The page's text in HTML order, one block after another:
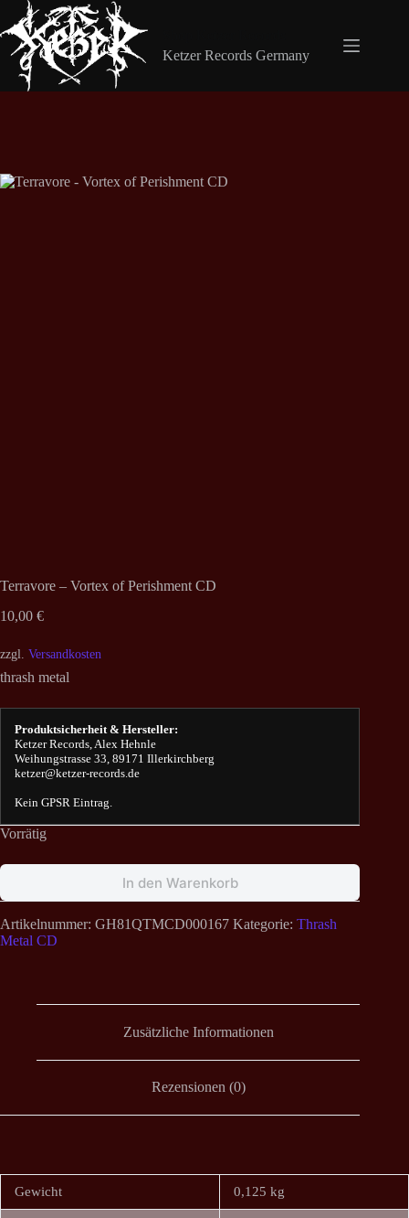
Inhalt
springen
Ketzer Records Germany
Terravore – Vortex of Perishment CD
10,00 €
zzgl. Versandkosten
thrash metal
Produktsicherheit & Hersteller:
Ketzer Records, Alex Hehnle
Weihungstrasse 33, 89171 Illerkirchberg
ketzer@ketzer-records.de
Kein GPSR Eintrag.
Vorrätig
In den Warenkorb
Artikelnummer: GH81QTMCD000167 Kategorie: Thrash
Metal CD
Zusätzliche Informationen
Rezensionen (0)
Gewicht 0,125 kg